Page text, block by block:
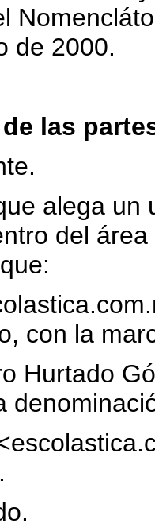
de 2000.
las
alega un
del
con la
Hurtado